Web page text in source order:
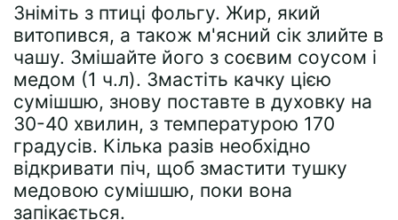
Зніміть з птиці фольгу. Жир, який
витопився, а також м'ясний сік злийте в
чашу. Змішайте його з соєвим соусом і
медом (1 ч.л). Змастіть качку цією
сумішшю, знову поставте в духовку на
30-40 хвилин, з температурою 170
градусів. Кілька разів необхідно
відкривати піч, щоб змастити тушку
медовою сумішшю, поки вона
запікається.